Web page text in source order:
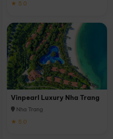
★ 5.0
Vinpearl Luxury Nha Trang
Nha Trang
★ 5.0